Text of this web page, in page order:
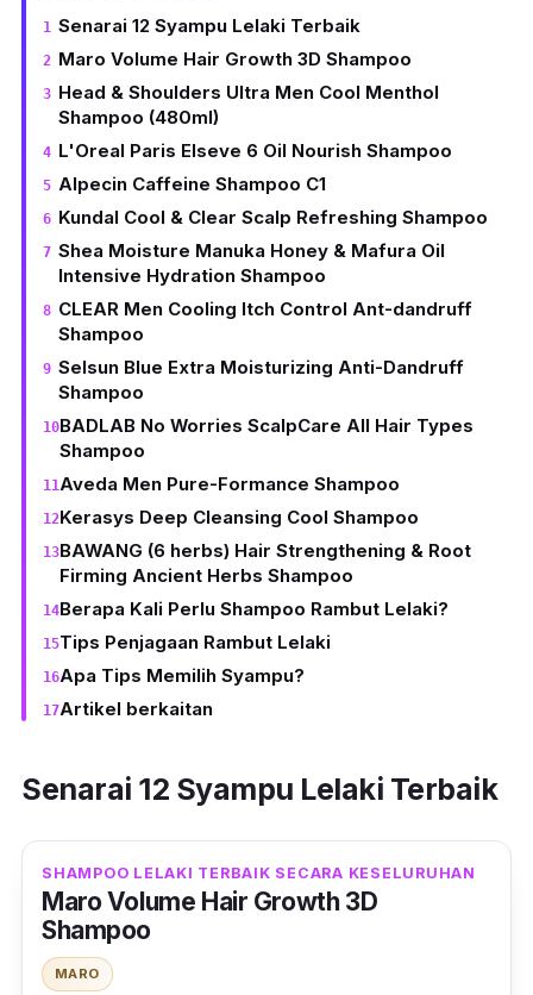
Senarai 12 Syampu Lelaki Terbaik
Maro Volume Hair Growth 3D Shampoo
Head & Shoulders Ultra Men Cool Menthol
Shampoo (480ml)
L'Oreal Paris Elseve 6 Oil Nourish Shampoo
Alpecin Caffeine Shampoo C1
Kundal Cool & Clear Scalp Refreshing Shampoo
Shea Moisture Manuka Honey & Mafura Oil
Intensive Hydration Shampoo
CLEAR Men Cooling Itch Control Ant-dandruff
Shampoo
Selsun Blue Extra Moisturizing Anti-Dandruff
Shampoo
BADLAB No Worries ScalpCare All Hair Types
Shampoo
Aveda Men Pure-Formance Shampoo
Kerasys Deep Cleansing Cool Shampoo
BAWANG (6 herbs) Hair Strengthening & Root
Firming Ancient Herbs Shampoo
Berapa Kali Perlu Shampoo Rambut Lelaki?
Tips Penjagaan Rambut Lelaki
Apa Tips Memilih Syampu?
Artikel berkaitan
Senarai 12 Syampu Lelaki Terbaik
SHAMPOO LELAKI TERBAIK SECARA KESELURUHAN
Maro Volume Hair Growth 3D
Shampoo
MARO